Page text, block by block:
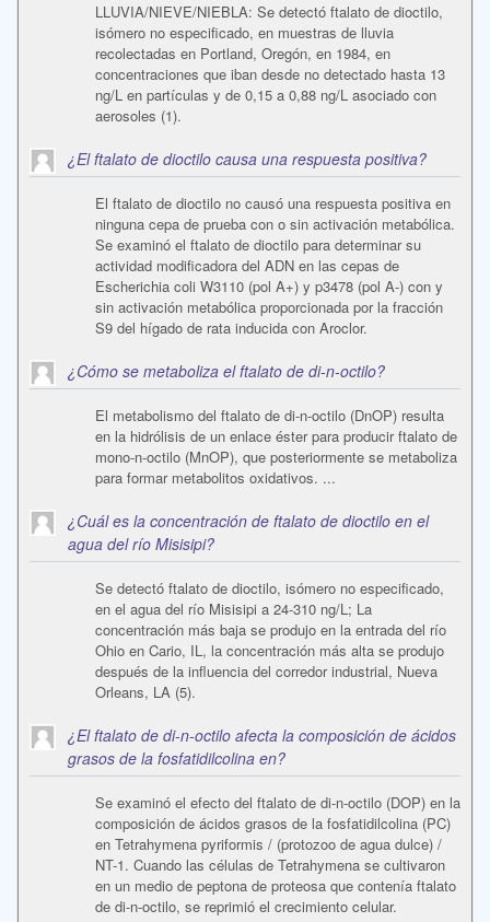
LLUVIA/NIEVE/NIEBLA: Se detectó ftalato de dioctilo,
isómero no especificado, en muestras de lluvia
recolectadas en Portland, Oregón, en 1984, en
concentraciones que iban desde no detectado hasta 13
ng/L en partículas y de 0,15 a 0,88 ng/L asociado con
aerosoles (1).
¿El ftalato de dioctilo causa una respuesta positiva?
El ftalato de dioctilo no causó una respuesta positiva en
ninguna cepa de prueba con o sin activación metabólica.
Se examinó el ftalato de dioctilo para determinar su
actividad modificadora del ADN en las cepas de
Escherichia coli W3110 (pol A+) y p3478 (pol A-) con y
sin activación metabólica proporcionada por la fracción
S9 del hígado de rata inducida con Aroclor.
¿Cómo se metaboliza el ftalato de di-n-octilo?
El metabolismo del ftalato de di-n-octilo (DnOP) resulta
en la hidrólisis de un enlace éster para producir ftalato de
mono-n-octilo (MnOP), que posteriormente se metaboliza
para formar metabolitos oxidativos. ...
¿Cuál es la concentración de ftalato de dioctilo en el
agua del río Misisipi?
Se detectó ftalato de dioctilo, isómero no especificado,
en el agua del río Misisipi a 24-310 ng/L; La
concentración más baja se produjo en la entrada del río
Ohio en Cario, IL, la concentración más alta se produjo
después de la influencia del corredor industrial, Nueva
Orleans, LA (5).
¿El ftalato de di-n-octilo afecta la composición de ácidos
grasos de la fosfatidilcolina en?
Se examinó el efecto del ftalato de di-n-octilo (DOP) en la
composición de ácidos grasos de la fosfatidilcolina (PC)
en Tetrahymena pyriformis / (protozoo de agua dulce) /
NT-1. Cuando las células de Tetrahymena se cultivaron
en un medio de peptona de proteosa que contenía ftalato
de di-n-octilo, se reprimió el crecimiento celular.